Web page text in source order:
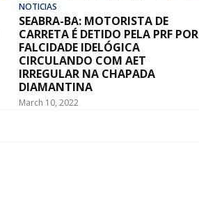
NOTICIAS
SEABRA-BA: MOTORISTA DE
CARRETA É DETIDO PELA PRF POR
FALCIDADE IDELÓGICA
CIRCULANDO COM AET
IRREGULAR NA CHAPADA
DIAMANTINA
March 10, 2022